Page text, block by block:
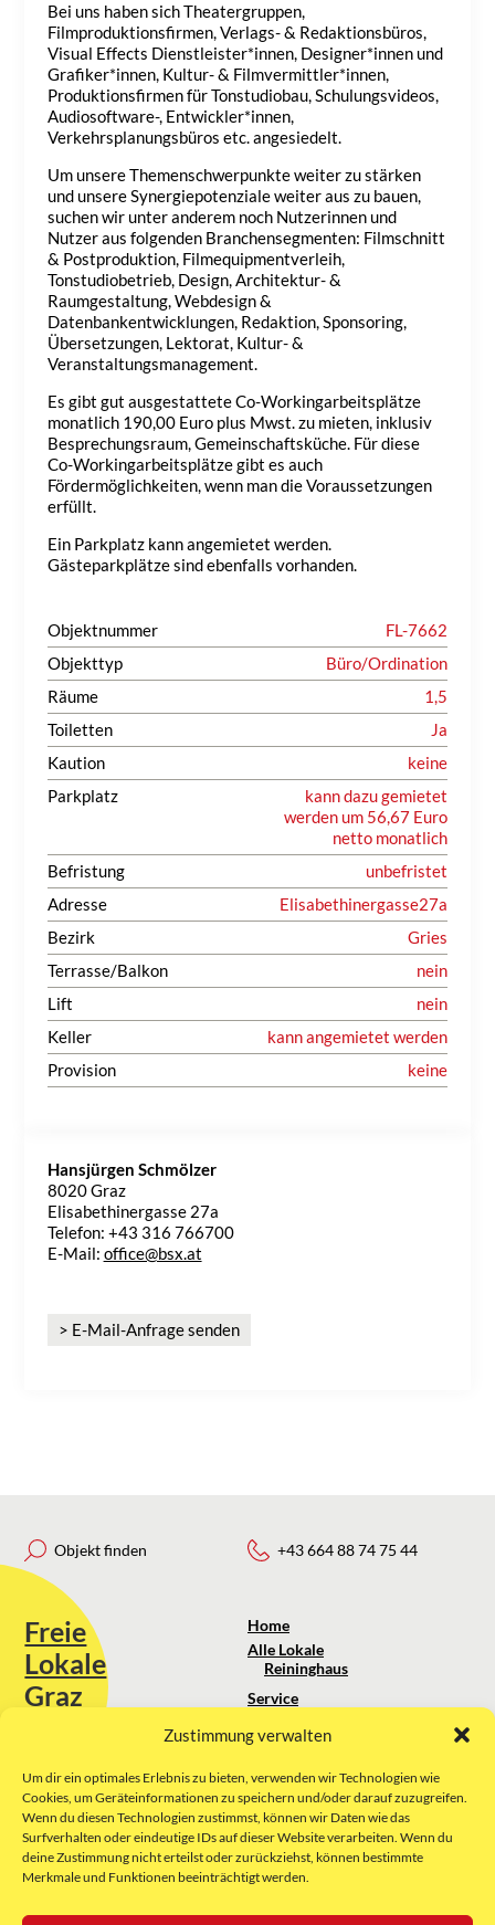
Zustimmung verwalten
Um dir ein optimales Erlebnis zu bieten, verwenden wir Technologien wie
Cookies, um Geräteinformationen zu speichern und/oder darauf zuzugreifen.
Wenn du diesen Technologien zustimmst, können wir Daten wie das
Surfverhalten oder eindeutige IDs auf dieser Website verarbeiten. Wenn du
deine Zustimmung nicht erteilst oder zurückziehst, können bestimmte
Merkmale und Funktionen beeinträchtigt werden.
Bei uns haben sich Theatergruppen,
Filmproduktionsfirmen, Verlags- & Redaktionsbüros,
Visual Effects Dienstleister*innen, Designer*innen und
Grafiker*innen, Kultur- & Filmvermittler*innen,
Produktionsfirmen für Tonstudiobau, Schulungsvideos,
Audiosoftware-, Entwickler*innen,
Verkehrsplanungsbüros etc. angesiedelt.
Um unsere Themenschwerpunkte weiter zu stärken
und unsere Synergiepotenziale weiter aus zu bauen,
suchen wir unter anderem noch Nutzerinnen und
Nutzer aus folgenden Branchensegmenten: Filmschnitt
& Postproduktion, Filmequipmentverleih,
Tonstudiobetrieb, Design, Architektur- &
Raumgestaltung, Webdesign &
Datenbankentwicklungen, Redaktion, Sponsoring,
Übersetzungen, Lektorat, Kultur- &
Veranstaltungsmanagement.
Es gibt gut ausgestattete Co-Workingarbeitsplätze
monatlich 190,00 Euro plus Mwst. zu mieten, inklusiv
Besprechungsraum, Gemeinschaftsküche. Für diese
Co-Workingarbeitsplätze gibt es auch
Fördermöglichkeiten, wenn man die Voraussetzungen
erfüllt.
Ein Parkplatz kann angemietet werden.
Gästeparkplätze sind ebenfalls vorhanden.
Objektnummer
FL-7662
Objekttyp
Büro/Ordination
Räume
1,5
Toiletten
Ja
Kaution
keine
Parkplatz
kann dazu gemietet
werden um 56,67 Euro
netto monatlich
Befristung
unbefristet
Adresse
Elisabethinergasse27a
Bezirk
Gries
Terrasse/Balkon
nein
Lift
nein
Keller
kann angemietet werden
Provision
keine
Hansjürgen Schmölzer
8020 Graz
Elisabethinergasse 27a
Telefon: +43 316 766700
E-Mail: office@bsx.at
> E-Mail-Anfrage senden
Objekt finden
Freie
Lokale
Graz
Sie erreichen uns unter:
kontakt@freielokale-graz.at
Website by Rubikon Werbeagentur
GmbH
+43 664 88 74 75 44
Home
Alle Lokale
Reininghaus
Service
Über uns
Impressum
AGB
Datenschutz
E-Mail